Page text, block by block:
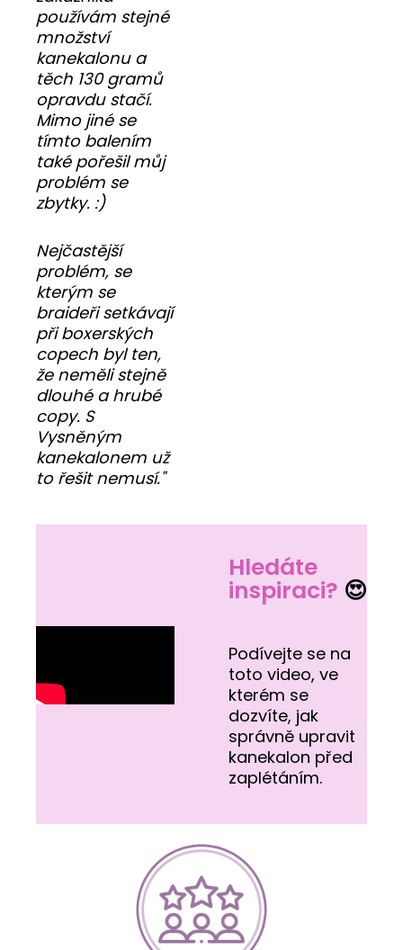
používám stejné
množství
kanekalonu a
těch 130 gramů
opravdu stačí.
Mimo jiné se
tímto balením
také pořešil můj
problém se
zbytky. :)
Nejčastější
problém, se
kterým se
braideři setkávají
při boxerských
copech byl ten,
že neměli stejně
dlouhé a hrubé
copy. S
Vysněným
kanekalonem už
to řešit nemusí."
Hledáte
inspiraci? 😍
Podívejte se na
toto video, ve
kterém se
dozvíte, jak
správně upravit
kanekalon před
zaplétáním.